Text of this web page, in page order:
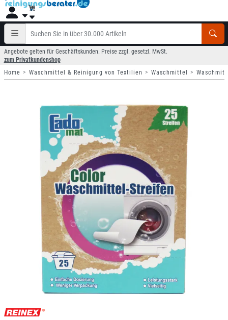
Angebote gelten für Geschäftskunden. Preise zzgl. gesetzl. MwSt.
zum Privatkundenshop
Home
Waschmittel & Reinigung von Textilien Waschmittel